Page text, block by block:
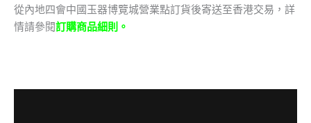
從內地四會中國玉器博覽城營業點訂貨後寄送至香港交易，詳
情請參閱訂購商品細則。